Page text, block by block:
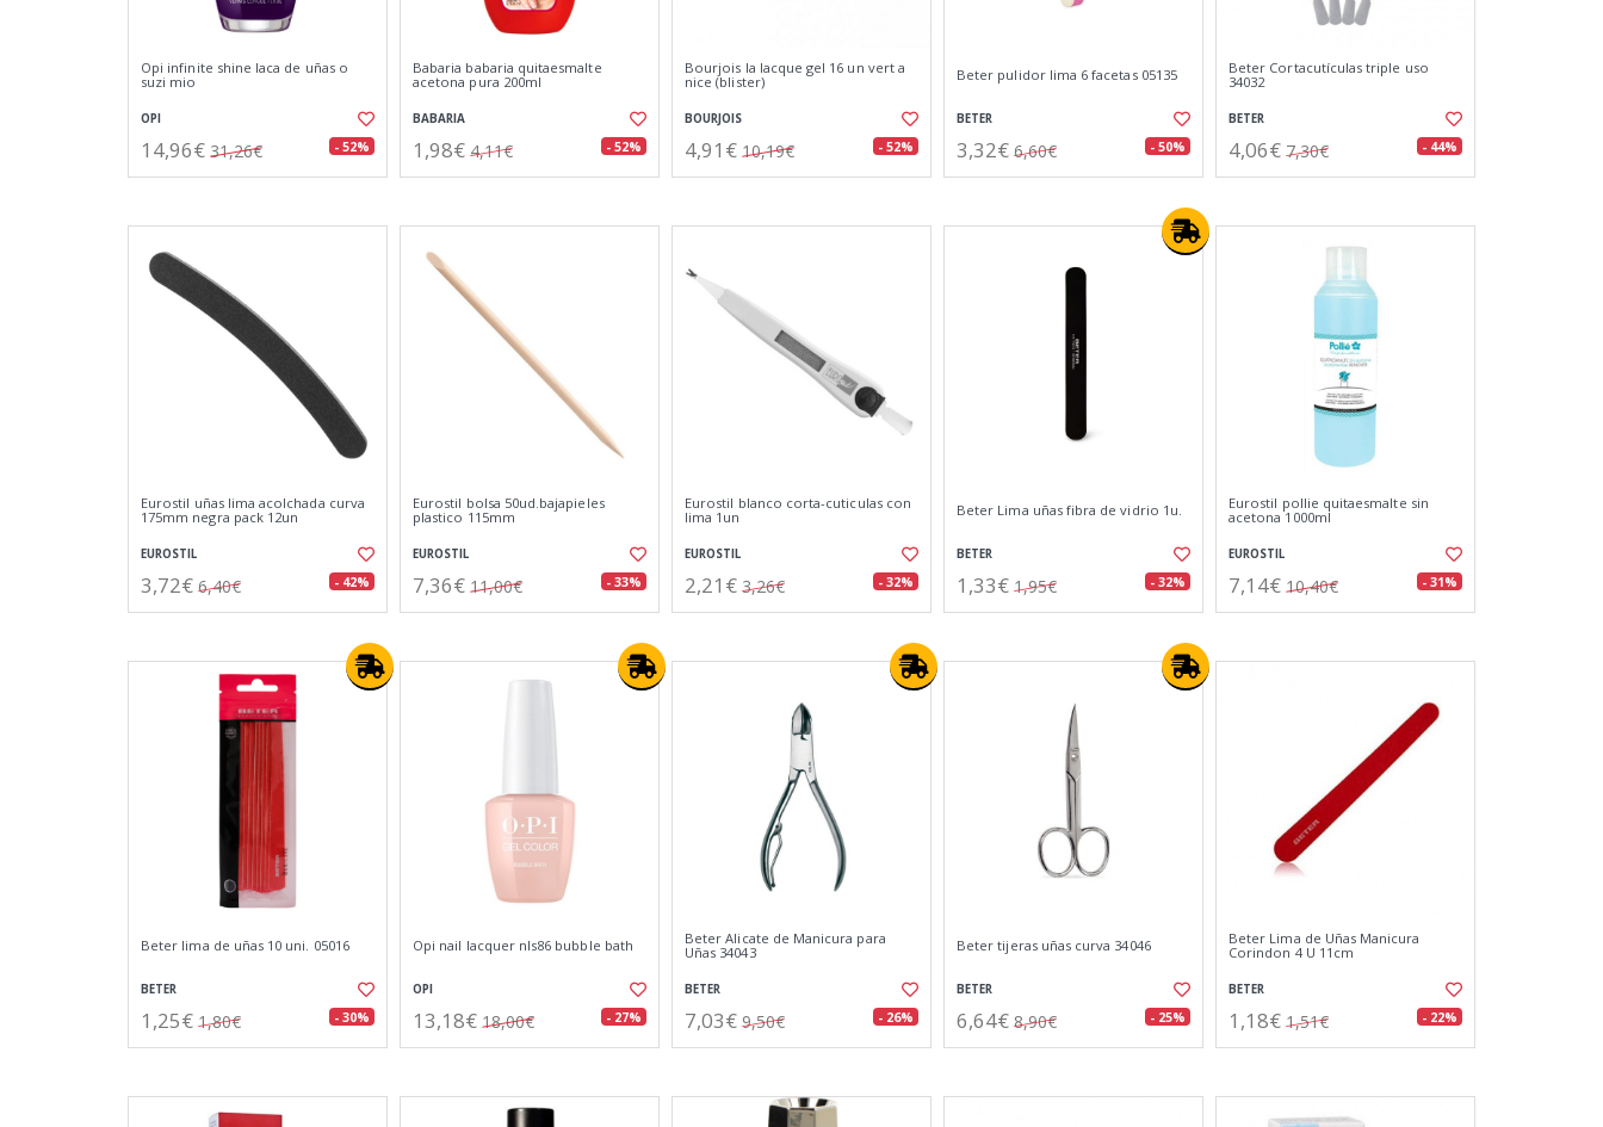
Opi infinite shine laca de uñas o
suzi mio
OPI
14,96€ 31,26€ - 52%
Babaria babaria quitaesmalte
acetona pura 200ml
BABARIA
1,98€ 4,11€ - 52%
Bourjois la lacque gel 16 un vert a
nice (blister)
BOURJOIS
4,91€ 10,19€ - 52%
Beter pulidor lima 6 facetas 05135
BETER
3,32€ 6,60€ - 50%
Beter Cortacutículas triple uso
34032
BETER
4,06€ 7,30€ - 44%
Eurostil uñas lima acolchada curva
175mm negra pack 12un
EUROSTIL
3,72€ 6,40€ - 42%
Eurostil bolsa 50ud.bajapieles
plastico 115mm
EUROSTIL
7,36€ 11,00€ - 33%
Eurostil blanco corta-cuticulas con
lima 1un
EUROSTIL
2,21€ 3,26€ - 32%
Beter Lima uñas fibra de vidrio 1u.
BETER
1,33€ 1,95€ - 32%
Eurostil pollie quitaesmalte sin
acetona 1000ml
EUROSTIL
7,14€ 10,40€ - 31%
Beter lima de uñas 10 uni. 05016
BETER
1,25€ 1,80€ - 30%
Opi nail lacquer nls86 bubble bath
OPI
13,18€ 18,00€ - 27%
Beter Alicate de Manicura para
Uñas 34043
BETER
7,03€ 9,50€ - 26%
Beter tijeras uñas curva 34046
BETER
6,64€ 8,90€ - 25%
Beter Lima de Uñas Manicura
Corindon 4 U 11cm
BETER
1,18€ 1,51€ - 22%